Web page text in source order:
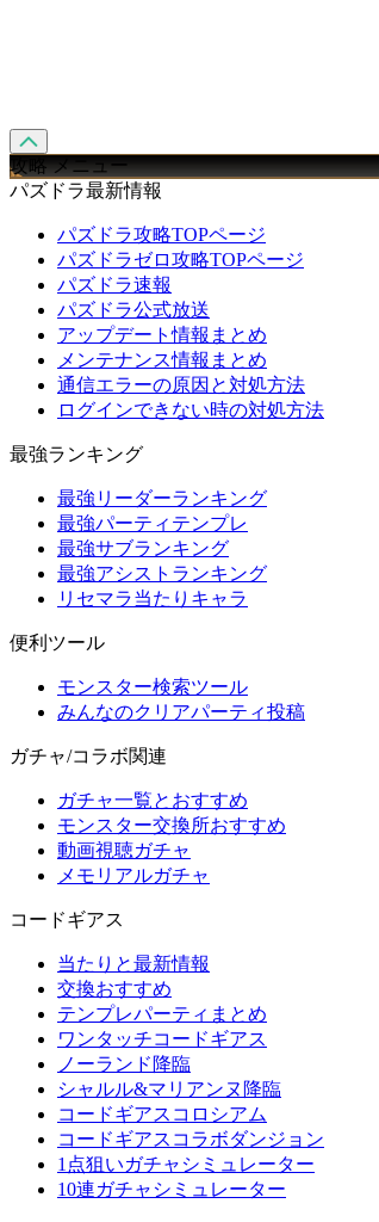
攻略 メニュー
パズドラ最新情報
パズドラ攻略TOPページ
パズドラゼロ攻略TOPページ
パズドラ速報
パズドラ公式放送
アップデート情報まとめ
メンテナンス情報まとめ
通信エラーの原因と対処方法
ログインできない時の対処方法
最強ランキング
最強リーダーランキング
最強パーティテンプレ
最強サブランキング
最強アシストランキング
リセマラ当たりキャラ
便利ツール
モンスター検索ツール
みんなのクリアパーティ投稿
ガチャ/コラボ関連
ガチャ一覧とおすすめ
モンスター交換所おすすめ
動画視聴ガチャ
メモリアルガチャ
コードギアス
当たりと最新情報
交換おすすめ
テンプレパーティまとめ
ワンタッチコードギアス
ノーランド降臨
シャルル&マリアンヌ降臨
コードギアスコロシアム
コードギアスコラボダンジョン
1点狙いガチャシミュレーター
10連ガチャシミュレーター